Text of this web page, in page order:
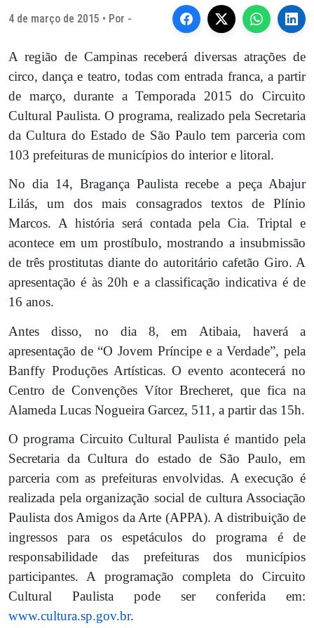
4 de março de 2015 • Por -
A região de Campinas receberá diversas atrações de
circo, dança e teatro, todas com entrada franca, a partir
de março, durante a Temporada 2015 do Circuito
Cultural Paulista. O programa, realizado pela Secretaria
da Cultura do Estado de São Paulo tem parceria com
103 prefeituras de municípios do interior e litoral.
No dia 14, Bragança Paulista recebe a peça Abajur
Lilás, um dos mais consagrados textos de Plínio
Marcos. A história será contada pela Cia. Triptal e
acontece em um prostíbulo, mostrando a insubmissão
de três prostitutas diante do autoritário cafetão Giro. A
apresentação é às 20h e a classificação indicativa é de
16 anos.
Antes disso, no dia 8, em Atibaia, haverá a
apresentação de “O Jovem Príncipe e a Verdade”, pela
Banffy Produções Artísticas. O evento acontecerá no
Centro de Convenções Vítor Brecheret, que fica na
Alameda Lucas Nogueira Garcez, 511, a partir das 15h.
O programa Circuito Cultural Paulista é mantido pela
Secretaria da Cultura do estado de São Paulo, em
parceria com as prefeituras envolvidas. A execução é
realizada pela organização social de cultura Associação
Paulista dos Amigos da Arte (APPA). A distribuição de
ingressos para os espetáculos do programa é de
responsabilidade das prefeituras dos municípios
participantes. A programação completa do Circuito
Cultural Paulista pode ser conferida em:
www.cultura.sp.gov.br.